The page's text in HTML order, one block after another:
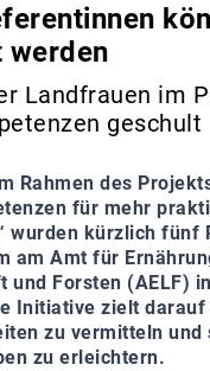
werden
Landfrauen im
geschult
Rahmen des
für mehr
wurden kürzlich fünf
am Amt für
und Forsten (AELF)
Initiative zielt
zu vermitteln und
zu erleichtern.